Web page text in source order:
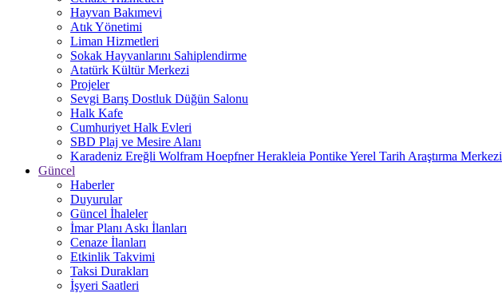
Hayvan Bakımevi
Atık Yönetimi
Liman Hizmetleri
Sokak Hayvanlarını Sahiplendirme
Atatürk Kültür Merkezi
Projeler
Sevgi Barış Dostluk Düğün Salonu
Halk Kafe
Cumhuriyet Halk Evleri
SBD Plaj ve Mesire Alanı
Karadeniz Ereğli Wolfram Hoepfner Herakleia Pontike Yerel Tarih Araştırma Merkezi
Güncel
Haberler
Duyurular
Güncel İhaleler
İmar Planı Askı İlanları
Cenaze İlanları
Etkinlik Takvimi
Taksi Durakları
İşyeri Saatleri